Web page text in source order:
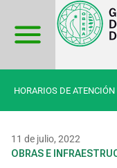
contenido
HORARIOS DE ATENCIÓN
11 de julio, 2022
OBRAS E